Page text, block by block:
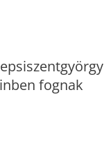
fognak